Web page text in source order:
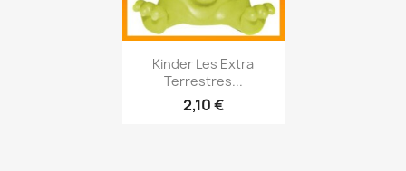
Aperçu rapide
Kinder Les Extra
Terrestres...
2,10 €